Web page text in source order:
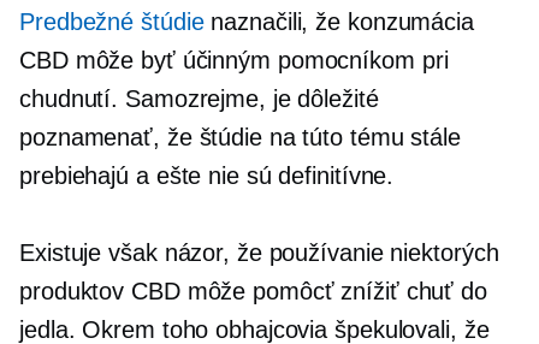
Predbežné štúdienaznačili, že konzumácia
CBD môže byť účinným pomocníkom pri
chudnutí. Samozrejme, je dôležité
poznamenať, že štúdie na túto tému stále
prebiehajú a ešte nie sú definitívne.
Existuje však názor, že používanie niektorých
produktov CBD môže pomôcť znížiť chuť do
jedla. Okrem toho obhajcovia špekulovali, že